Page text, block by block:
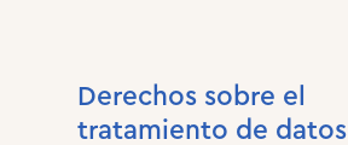
Derechos sobre el
tratamiento de datos